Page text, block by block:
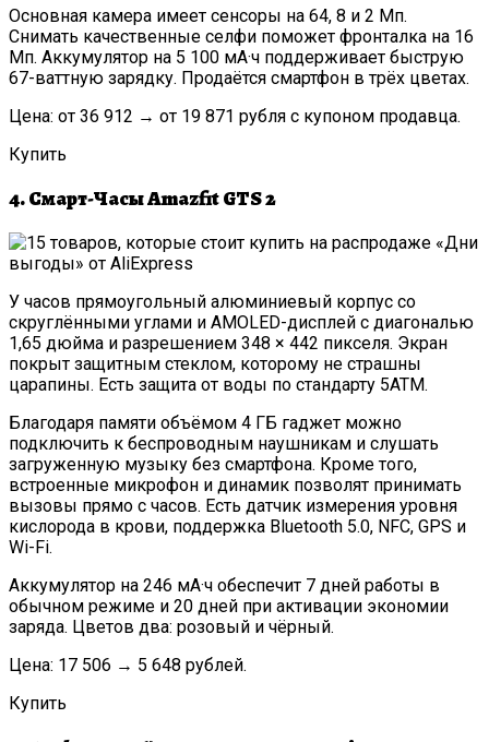
Основная камера имеет сенсоры на 64, 8 и 2 Мп.
Снимать качественные селфи поможет фронталка на 16
Мп. Аккумулятор на 5 100 мА·ч поддерживает быструю
67-ваттную зарядку. Продаётся смартфон в трёх цветах.
Цена: от 36 912 → от 19 871 рубля с купоном продавца.
Купить
4. Смарт-Часы Amazfit GTS 2
У часов прямоугольный алюминиевый корпус со
скруглёнными углами и AMOLED-дисплей с диагональю
1,65 дюйма и разрешением 348 × 442 пикселя. Экран
покрыт защитным стеклом, которому не страшны
царапины. Есть защита от воды по стандарту 5ATM.
Благодаря памяти объёмом 4 ГБ гаджет можно
подключить к беспроводным наушникам и слушать
загруженную музыку без смартфона. Кроме того,
встроенные микрофон и динамик позволят принимать
вызовы прямо с часов. Есть датчик измерения уровня
кислорода в крови, поддержка Bluetooth 5.0, NFC, GPS и
Wi-Fi.
Аккумулятор на 246 мА·ч обеспечит 7 дней работы в
обычном режиме и 20 дней при активации экономии
заряда. Цветов два: розовый и чёрный.
Цена: 17 506 → 5 648 рублей.
Купить